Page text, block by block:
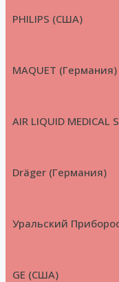
PHILIPS (США)
MAQUET (Германия)
AIR LIQUID MEDICAL
Dräger (Германия)
Уральский
GE (США)